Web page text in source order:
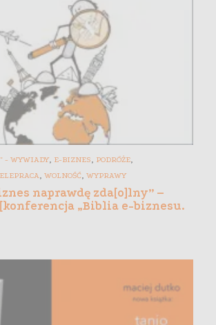
- WYWIADY, E-BIZNES PODRÓŻE
WOLNOŚĆ WYPRAWY
naprawdę zda[o]lny” –
„Biblia e-biznesu.